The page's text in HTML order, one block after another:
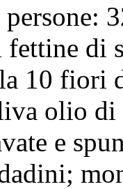
fettine di
10 fiori
olio di
e